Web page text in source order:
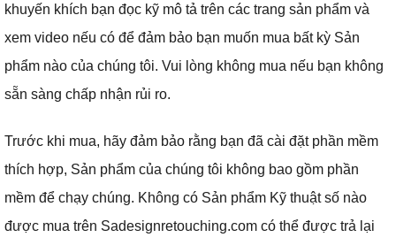
khuyến khích bạn đọc kỹ mô tả trên các trang sản phẩm và
xem video nếu có để đảm bảo bạn muốn mua bất kỳ Sản
phẩm nào của chúng tôi. Vui lòng không mua nếu bạn không
sẵn sàng chấp nhận rủi ro.
Trước khi mua, hãy đảm bảo rằng bạn đã cài đặt phần mềm
thích hợp, Sản phẩm của chúng tôi không bao gồm phần
mềm để chạy chúng. Không có Sản phẩm Kỹ thuật số nào
được mua trên Sadesignretouching.com có ​​thể được trả lại